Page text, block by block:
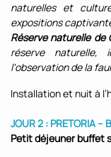
naturelles et
expositions
Réserve naturelle de
réserve
l'observation de la
Installation et nuit à
JOUR 2 : PRETORIA –
Petit déjeuner buffet